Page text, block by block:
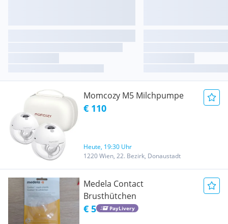
Momcozy M5 Milchpumpe
€ 110
Heute, 19:30 Uhr
1220 Wien, 22. Bezirk, Donaustadt
Medela Contact
Brusthütchen
€ 5 PayLivery